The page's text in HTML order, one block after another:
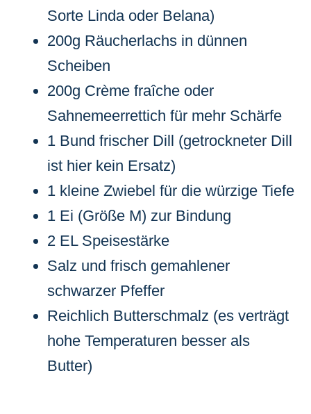
Sorte Linda oder Belana)
200g Räucherlachs in dünnen
Scheiben
200g Crème fraîche oder
Sahnemeerrettich für mehr Schärfe
1 Bund frischer Dill (getrockneter Dill
ist hier kein Ersatz)
1 kleine Zwiebel für die würzige Tiefe
1 Ei (Größe M) zur Bindung
2 EL Speisestärke
Salz und frisch gemahlener
schwarzer Pfeffer
Reichlich Butterschmalz (es verträgt
hohe Temperaturen besser als
Butter)